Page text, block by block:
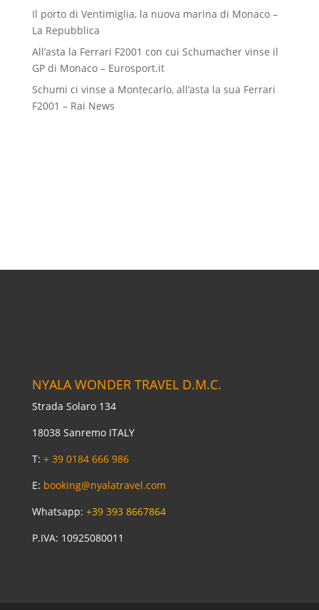
Il porto di Ventimiglia, la nuova marina di Monaco –
La Repubblica
All’asta la Ferrari F2001 con cui Schumacher vinse il
GP di Monaco – Eurosport.it
Schumi ci vinse a Montecarlo, all’asta la sua Ferrari
F2001 – Rai News
NYALA WONDER TRAVEL D.M.C.
Strada Solaro 134
18038 Sanremo ITALY
T: + 39 0184 666 986
E: booking@nyalatravel.com
Whatsapp: +39 393 8667864
P.IVA: 10925080011